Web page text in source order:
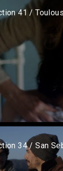
41 /
34 / San